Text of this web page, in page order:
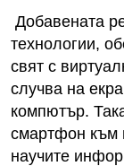
Добавената
технологии,
свят с
случва на
компютър.
смартфон към
научите